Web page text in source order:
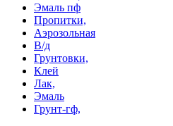
Эмаль пф
Пропитки,
Аэрозольная
В/д
Грунтовки,
Клей
Лак,
Эмаль
Грунт-гф,